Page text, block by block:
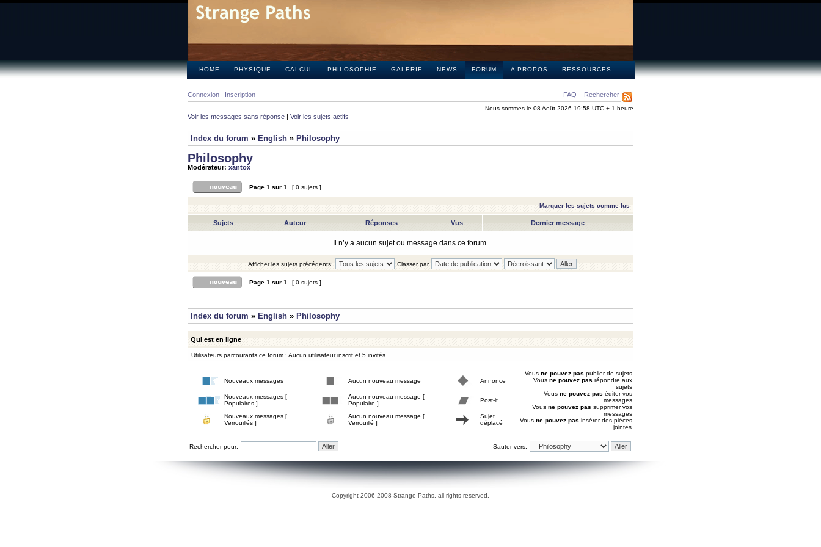
HOME PHYSIQUE CALCUL PHILOSOPHIE GALERIE NEWS FORUM A PROPOS RESSOURCES
FAQ Rechercher
Connexion Inscription
Nous sommes le 08 Août 2026 19:58 UTC + 1 heure
Voir les messages sans réponse | Voir les sujets actifs
Index du forum » English » Philosophy
Philosophy
Modérateur: xantox
Page 1 sur 1 [ 0 sujets ]
Marquer les sujets comme lus
Sujets Auteur Réponses Vus Dernier message
Il n’y a aucun sujet ou message dans ce forum.
Afficher les sujets précédents: Classer par
Page 1 sur 1 [ 0 sujets ]
Index du forum » English » Philosophy
Qui est en ligne
Utilisateurs parcourants ce forum : Aucun utilisateur inscrit et 5 invités
Nouveaux messages Aucun nouveau message Annonce
Nouveaux messages [
Populaires ]
Aucun nouveau message [
Populaire ]
Post-it
Nouveaux messages [
Verrouillés ]
Aucun nouveau message [
Verrouillé ]
Sujet
déplacé
Vous ne pouvez pas publier de sujets
Vous ne pouvez pas répondre aux
sujets
Vous ne pouvez pas éditer vos
messages
Vous ne pouvez pas supprimer vos
messages
Vous ne pouvez pas insérer des pièces
jointes
Rechercher pour: Sauter vers:
Copyright 2006-2008 Strange Paths, all rights reserved.